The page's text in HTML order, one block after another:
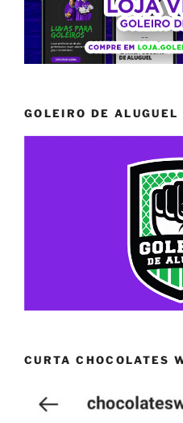
GOLEIRO DE ALUGUEL
CURTA CHOCOLATES